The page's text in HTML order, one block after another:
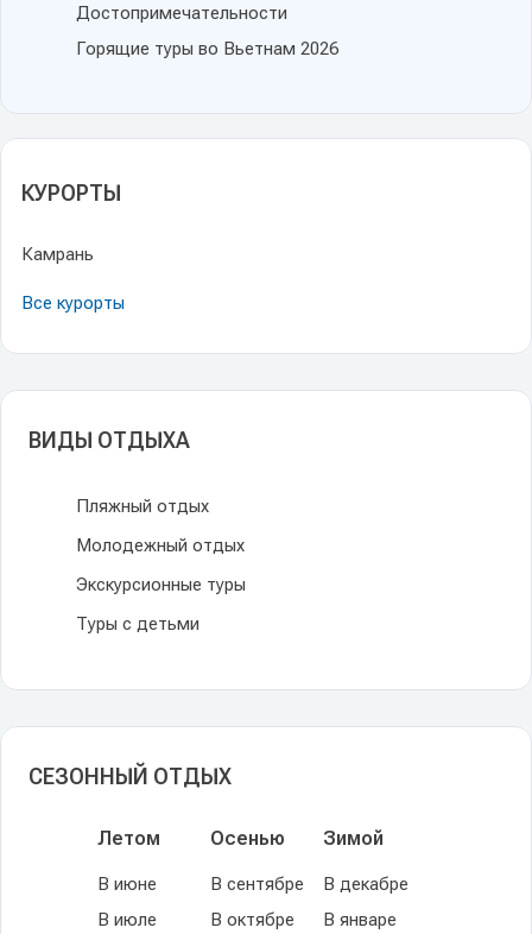
Достопримечательности
Горящие туры во Вьетнам 2026
КУРОРТЫ
Камрань
Все курорты
ВИДЫ ОТДЫХА
Пляжный отдых
Молодежный отдых
Экскурсионные туры
Туры с детьми
СЕЗОННЫЙ ОТДЫХ
Летом
В июне
В июле
Осенью
В сентябре
В октябре
Зимой
В декабре
В январе